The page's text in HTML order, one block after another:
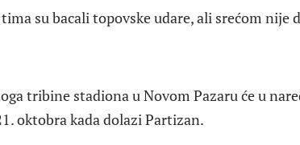
su bacali topovske udare, ali srećom nije
tribine stadiona u Novom Pazaru će u
oktobra kada dolazi Partizan.